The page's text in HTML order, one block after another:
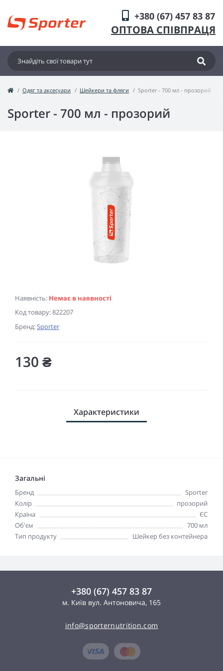
+380 (67) 457 83 87
ОПТОВА СПІВПРАЦЯ
Одяг та аксесуари Шейкери та фляги Sporter - 700 мл - прозорий
Sporter - 700 мл - прозорий
Наявність: Немає в наявності
Код товару:822207
Бренд:Sporter
130 ₴
Характеристики
Загальні
Бренд
Sporter
Колір
прозорий
Країна
ЄС
Об'єм
700 мл
Тип продукту
Шейкер без контейнера
+380 (67) 457 83 87
м. Київ вул. Антоновича, 165
info@sporternutrition.com